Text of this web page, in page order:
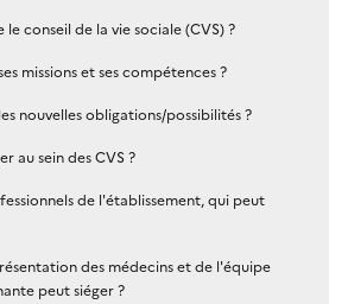
le conseil de la vie sociale (CVS) ?
missions et ses compétences ?
nouvelles obligations/possibilités ?
au sein des CVS ?
de l'établissement, qui peut
des médecins et de l'équipe
peut siéger ?